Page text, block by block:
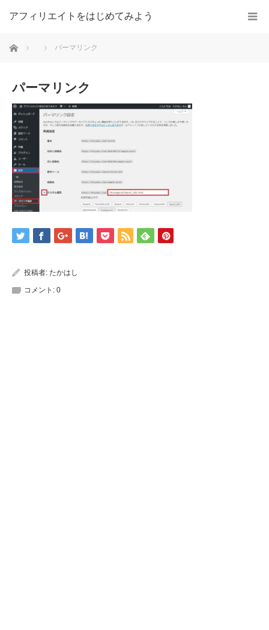
アフィリエイトをはじめてみよう
ホーム パーマリンク
パーマリンク
投稿者: たかはし
コメント: 0